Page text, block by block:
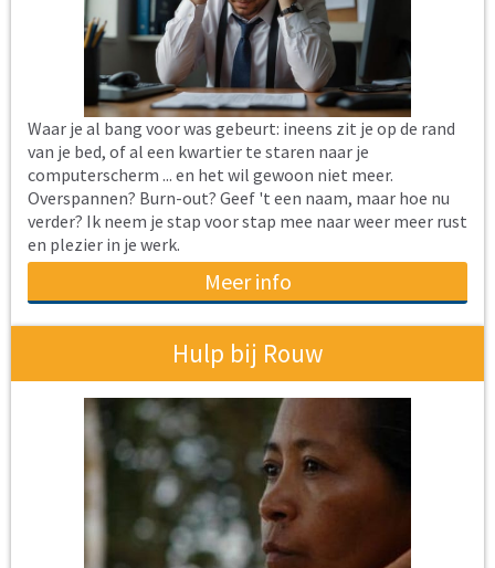
Waar je al bang voor was gebeurt: ineens zit je op de rand
van je bed, of al een kwartier te staren naar je
computerscherm ... en het wil gewoon niet meer.
Overspannen? Burn-out? Geef 't een naam, maar hoe nu
verder? Ik neem je stap voor stap mee naar weer meer rust
en plezier in je werk.
Meer info
Hulp bij Rouw